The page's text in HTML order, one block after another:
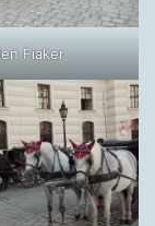
Fiaker